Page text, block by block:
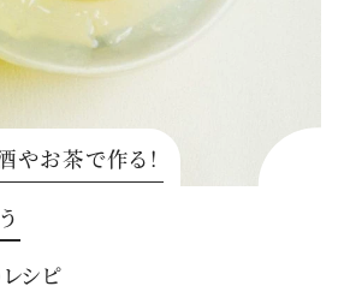
やお茶で作る！
シピ